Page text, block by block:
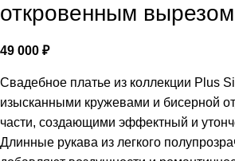
откровенным вырезом
49 000 ₽
Свадебное платье из коллекции Plus
изысканными кружевами и бисерной
части, создающими эффектный и
Длинные рукава из легкого